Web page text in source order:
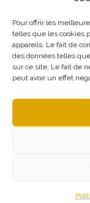
Pour offrir les
telles que les cookies
appareils. Le fait de
des données telles
sur ce site. Le fait de
peut avoir un effet
Mentions